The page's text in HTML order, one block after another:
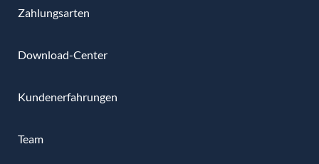
Zahlungsarten
Download-Center
Kundenerfahrungen
Team